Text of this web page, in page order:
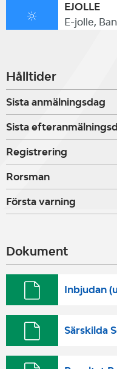
EJOLLE
E-jolle,
Hålltider
Sista anmälningsdag
Sista
Registrering
Rorsman
Första varning
Dokument
Inbjudan
Särskilda